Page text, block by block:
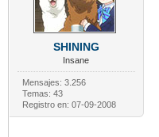
SHINING
Insane
Mensajes: 3.256
Temas: 43
Registro en: 07-09-2008